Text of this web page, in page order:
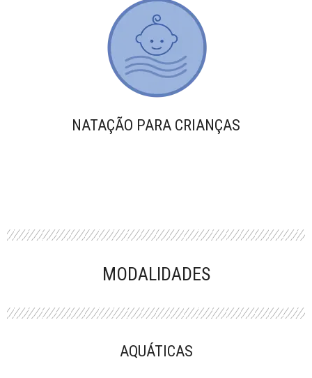
NATAÇÃO PARA CRIANÇAS
MODALIDADES
AQUÁTICAS